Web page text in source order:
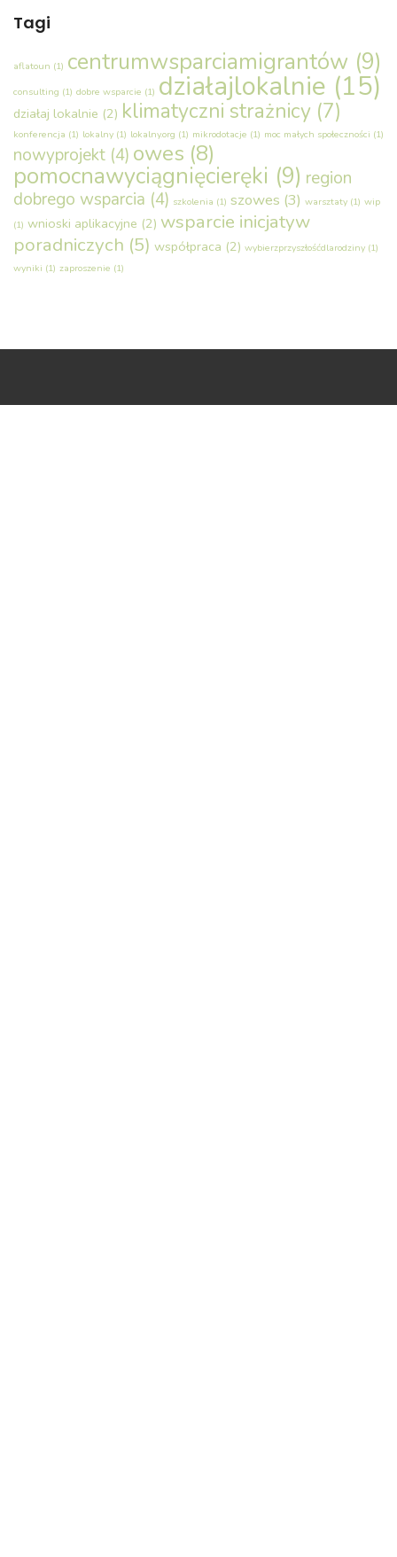
Tagi
aflatoun (1) centrumwsparciamigrantów (9)
consulting (1) dobre wsparcie (1) działajlokalnie (15)
działaj lokalnie (2) klimatyczni strażnicy (7)
konferencja (1) lokalny (1) lokalny.org (1) mikrodotacje (1) moc małych społeczności (1)
nowyprojekt (4) owes (8)
pomocnawyciągnięcieręki (9) region
dobrego wsparcia (4) szkolenia (1) szowes (3) warsztaty (1) wip
(1) wnioski aplikacyjne (2) wsparcie inicjatyw
poradniczych (5) współpraca (2) wybierzprzyszłośćdlarodziny (1)
wyniki (1) zaproszenie (1)